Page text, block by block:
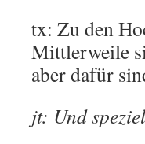
tx: Zu den
Mittlerweile
aber dafür
jt: Und